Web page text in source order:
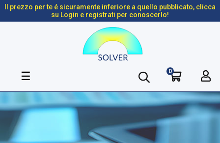
Il prezzo per te é sicuramente inferiore a quello pubblicato, clicca
su Login e registrati per conoscerlo!
navigazione
☰ 0